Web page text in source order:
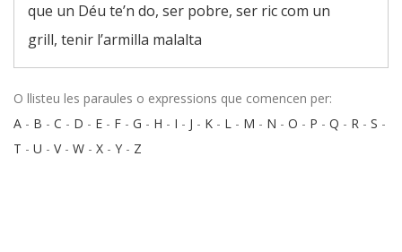
que un Déu te’n do, ser pobre, ser ric com un
grill, tenir l’armilla malalta
O llisteu les paraules o expressions que comencen per:
A - B - C - D - E - F - G - H - I - J - K - L - M - N - O - P - Q - R - S -
T - U - V- W - X - Y - Z